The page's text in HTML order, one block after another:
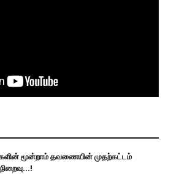
மூன்றாம் தவணையின் முதற்கட்டம்